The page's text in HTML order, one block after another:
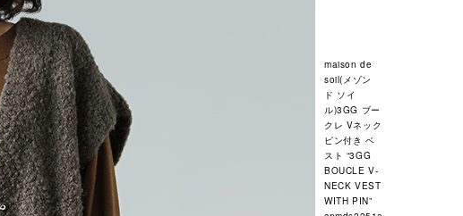
maison de
soil(メゾン
ド ソイ
ル)3GG ブー
クレ Vネック
ピン付き ベ
スト “3GG
BOUCLE V-
NECK VEST
WITH PIN”